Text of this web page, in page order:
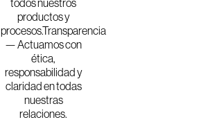
todos nuestros
productos y
procesos.Transparencia
— Actuamos con
ética,
responsabilidad y
claridad en todas
nuestras
relaciones.